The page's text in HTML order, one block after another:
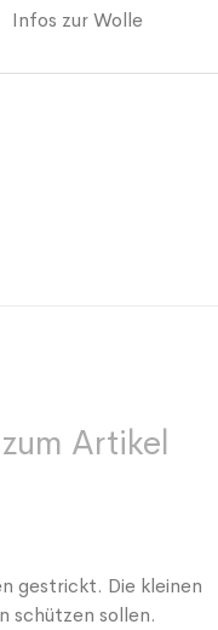
Infos zur Wolle
Artikel
gestrickt. Die kleinen
schützen sollen.